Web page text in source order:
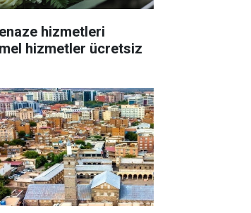
hizmetleri
hizmetler ücretsiz